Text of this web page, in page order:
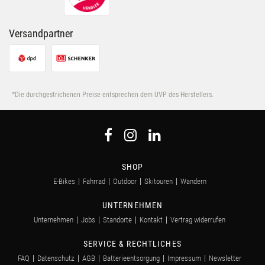
Versandpartner
*Die durchgestrichenen Preise entsprechen dem UVP des Herstellers.
SHOP
E-Bikes Fahrrad Outdoor Skitouren Wandern
UNTERNEHMEN
Unternehmen Jobs Standorte Kontakt Vertrag widerrufen
SERVICE & RECHTLICHES
FAQ Datenschutz AGB Batterieentsorgung Impressum Newsletter